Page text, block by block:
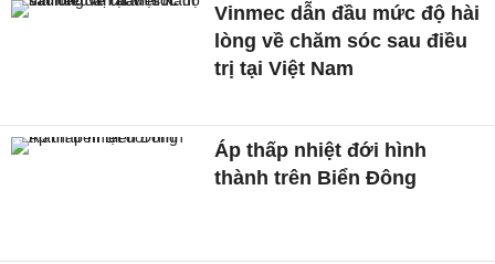
Vinmec dẫn đầu mức độ hài
lòng về chăm sóc sau điều
trị tại Việt Nam
Áp thấp nhiệt đới hình
thành trên Biển Đông